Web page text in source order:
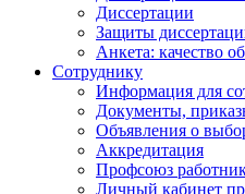
Диссертации
Защиты
Анкета: качество
Сотруднику
Информация для
Документы,
Объявления о
Аккредитация
Профсоюз
Личный кабинет